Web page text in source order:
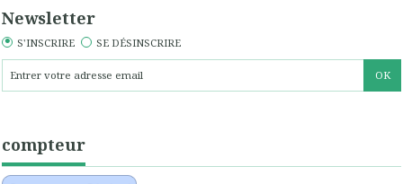
Newsletter
S'INSCRIRE SE DÉSINSCRIRE
compteur